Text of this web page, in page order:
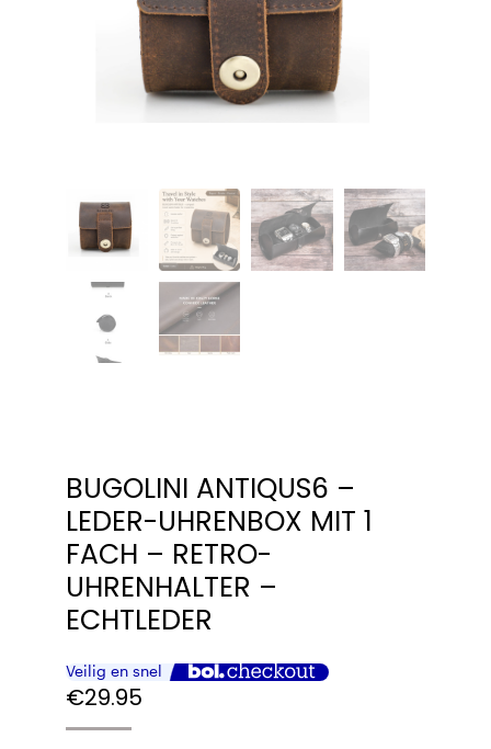
BUGOLINI ANTIQUS6 –
LEDER-UHRENBOX MIT 1
FACH – RETRO-
UHRENHALTER –
ECHTLEDER
€29.95